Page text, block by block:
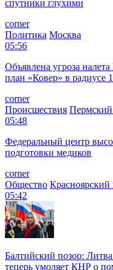
спутники глухими
corner
Политика Москва
05:56
Объявлена угроза
план «Ковер» в радиусе
corner
Происшествия Пермский
05:48
Федеральный центр
подготовки медиков
corner
Общество Красноярский
05:42
Балтийский позор:
теперь умоляет КНР о